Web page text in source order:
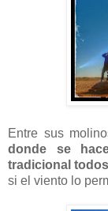
Entre sus
donde se
tradicional
si el viento lo